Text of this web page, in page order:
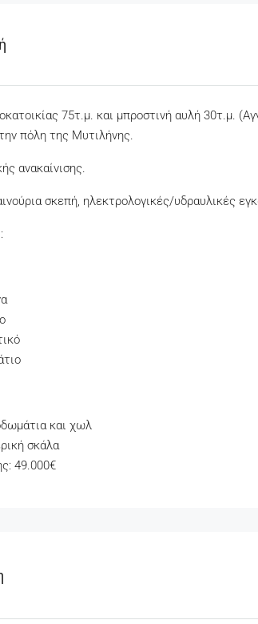
75τ.μ. και μπροστινή αυλή 30τ.μ.
πόλη της Μυτιλήνης.
ανακαίνισης.
σκεπή, ηλεκτρολογικές/υδραυλικές
και χωλ
σκάλα
49.000€